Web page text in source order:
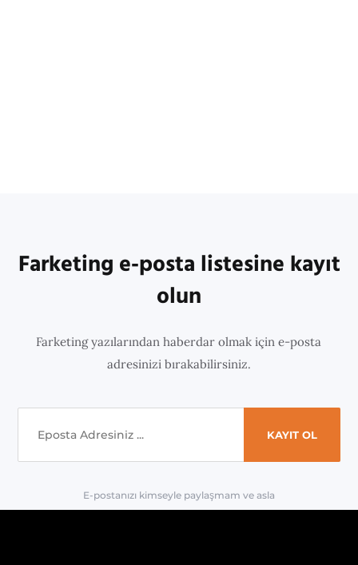
Farketing e-posta listesine kayıt
olun
Farketing yazılarından haberdar olmak için e-posta
adresinizi bırakabilirsiniz.
E-postanızı kimseyle paylaşmam ve asla